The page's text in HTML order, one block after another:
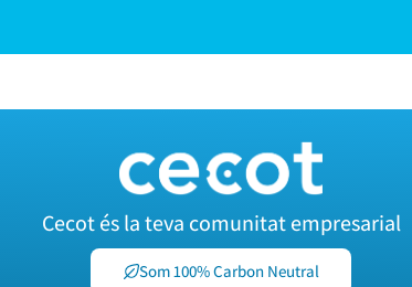
Cecot és la teva comunitat empresarial
Som 100% Carbon Neutral